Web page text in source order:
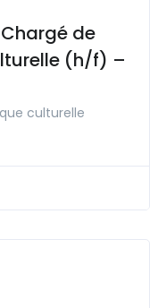
de
(h/f) –
culturelle